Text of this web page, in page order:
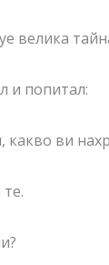
велика
и попитал:
какво ви